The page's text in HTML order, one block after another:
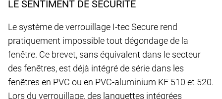
LE SENTIMENT DE SÉCURITÉ
Le système de verrouillage I-tec Secure rend
pratiquement impossible tout dégondage de la
fenêtre. Ce brevet, sans équivalent dans le secteur
des fenêtres, est déjà intégré de série dans les
fenêtres en PVC ou en PVC-aluminium KF 510 et 520.
Lors du verrouillage, des languettes intégrées